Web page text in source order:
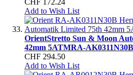
Add to Wish List
OrientStretto Sun & Moon
42mm 5ATMRA-AK0311N30B
CHF 294.50
Add to Wish List